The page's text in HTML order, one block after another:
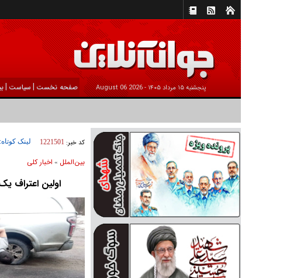
پنجشنبه ۱۵ مرداد ۱۴۰۵ - 2026 August 06 صفحه نخست | سیاست |
کد خبر: 1221501 لینک کوتاه:
بين‌الملل » اخبار كلی
اولین اعتراف